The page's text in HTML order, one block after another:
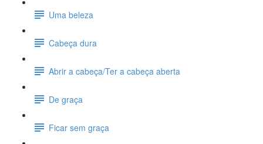
Uma beleza
Cabeça dura
Abrir a cabeça/Ter a cabeça aberta
De graça
Ficar sem graça